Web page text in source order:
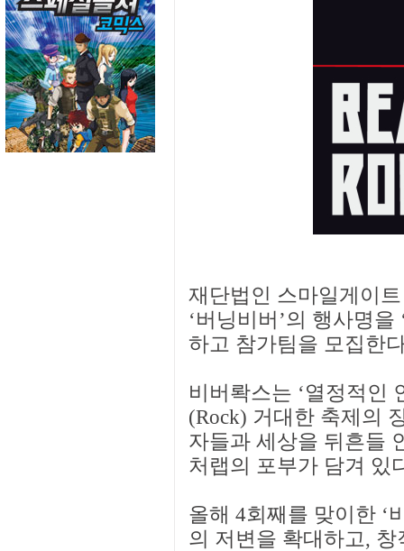
재단법인 스마일게이
‘버닝비버’의 행사명을
하고 참가팀을 모집한
비버롹스는 ‘열정적인
(Rock) 거대한 축제의
자들과 세상을 뒤흔들
처랩의 포부가 담겨 있
올해 4회째를 맞이한 ‘
의 저변을 확대하고,